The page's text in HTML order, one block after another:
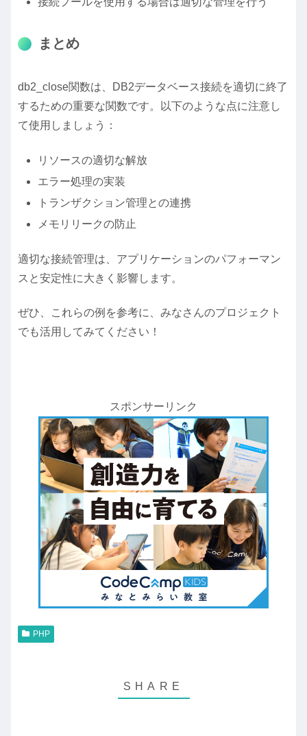
まとめ
db2_close関数は、DB2データベース接続を適切に終了
するための重要な関数です。以下のような点に注意し
て使用しましょう：
リソースの適切な解放
エラー処理の実装
トランザクション管理との連携
メモリリークの防止
適切な接続管理は、アプリケーションのパフォーマン
スと安定性に大きく影響します。
ぜひ、これらの例を参考に、みなさんのプロジェクト
でも活用してみてください！
スポンサーリンク
PHP